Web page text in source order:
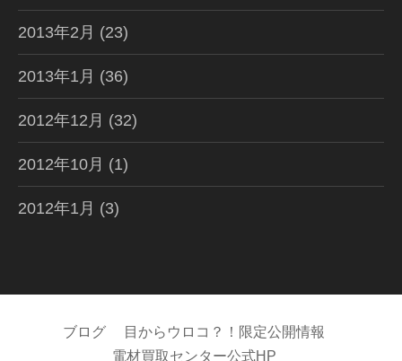
2013年2月 (23)
2013年1月 (36)
2012年12月 (32)
2012年10月 (1)
2012年1月 (3)
ブログ
目からウロコ？！限定公開情報
電材買取センター公式HP